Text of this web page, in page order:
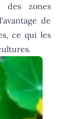
des zones
de
ce qui les